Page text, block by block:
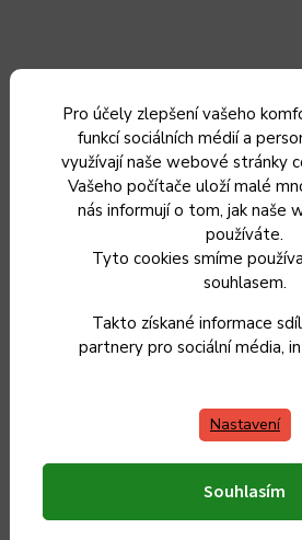
Pro účely zlepšení vašeho
funkcí sociálních médií a
využívají naše webové stránky
Vašeho počítače uloží malé
nás informují o tom, jak naše
používáte.
Tyto cookies smíme
souhlasem.
Takto získané informace
partnery pro sociální média,
Nastavení
Souhlasím
Doplňkové
Kategorie: ETA
8590393336036
ostatní
IT
Ilona Trojková